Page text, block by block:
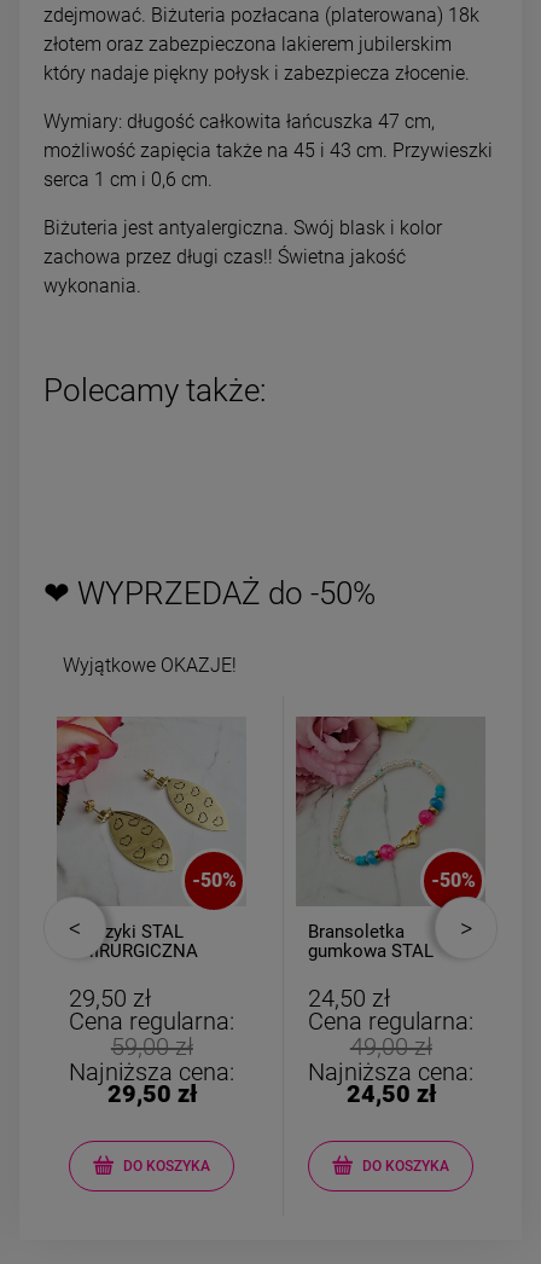
zdejmować. Biżuteria pozłacana (platerowana) 18k
złotem oraz zabezpieczona lakierem jubilerskim
który nadaje piękny połysk i zabezpiecza złocenie.
Wymiary: długość całkowita łańcuszka 47 cm,
możliwość zapięcia także na 45 i 43 cm. Przywieszki
serca 1 cm i 0,6 cm.
Biżuteria jest antyalergiczna. Swój blask i kolor
zachowa przez długi czas!! Świetna jakość
wykonania.
Polecamy także:
❤ WYPRZEDAŻ do -50%
Wyjątkowe OKAZJE!
-50%
Kolczyki STAL
CHIRURGICZNA
serca
29,50 zł
Cena regularna:
59,00 zł
Najniższa cena:
29,50 zł
DO KOSZYKA
-50%
Bransoletka
gumkowa STAL
perełki serce
24,50 zł
Cena regularna:
49,00 zł
Najniższa cena:
24,50 zł
DO KOSZYKA